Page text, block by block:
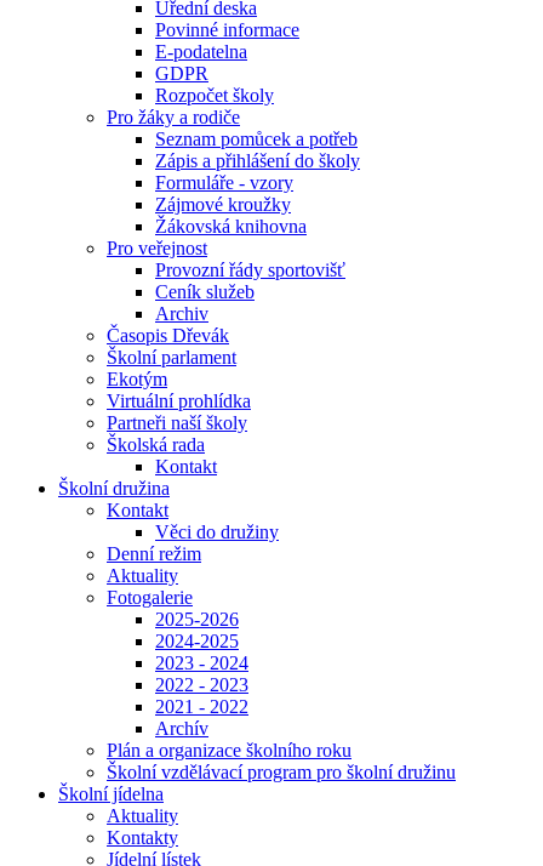
Úřední deska
Povinné informace
E-podatelna
GDPR
Rozpočet školy
Pro žáky a rodiče
Seznam pomůcek a potřeb
Zápis a přihlášení do školy
Formuláře - vzory
Zájmové kroužky
Žákovská knihovna
Pro veřejnost
Provozní řády sportovišť
Ceník služeb
Archiv
Časopis Dřevák
Školní parlament
Ekotým
Virtuální prohlídka
Partneři naší školy
Školská rada
Kontakt
Školní družina
Kontakt
Věci do družiny
Denní režim
Aktuality
Fotogalerie
2025-2026
2024-2025
2023 - 2024
2022 - 2023
2021 - 2022
Archív
Plán a organizace školního roku
Školní vzdělávací program pro školní družinu
Školní jídelna
Aktuality
Kontakty
Jídelní lístek